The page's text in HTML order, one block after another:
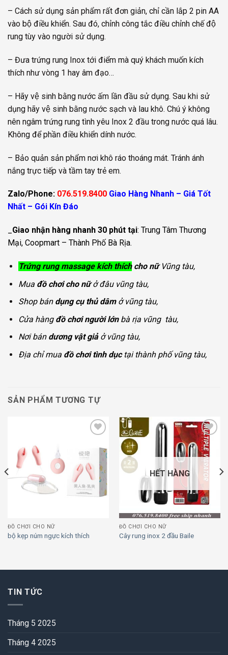
– Cách sử dụng sản phẩm rất đơn giản, chỉ cần lắp 2 pin AA
vào bộ điều khiển. Sau đó, chỉnh công tắc điều chỉnh chế độ
rung tùy vào người sử dụng.
– Đưa trứng rung Inox tới điểm mà quý khách muốn kích
thích như vòng 1 hay âm đạo…
– Hãy vệ sinh bằng nước ấm lần đầu sử dụng. Sau khi sử
dụng hãy vệ sinh bằng nước sạch và lau khô. Chú ý không
nên ngâm trứng rung tình yêu Inox 2 đầu trong nước quá lâu.
Không để phần điều khiển dính nước.
– Bảo quản sản phẩm nơi khô ráo thoáng mát. Tránh ánh
nắng trực tiếp và tầm tay trẻ em.
Zalo/Phone: 076.519.8400 Giao Hàng Nhanh – Giá Tốt
Nhất – Gói Kín Đáo
Giao nhận hàng nhanh 30 phút tại: Trung Tâm Thương
Mại, Coopmart – Thành Phố Bà Rịa.
Trứng rung massage kích thíchcho nữVũng tàu,
Mua đồ chơi cho nữở đâu vũng tàu,
Shop bán dụng cụ thủ dâmở vũng tàu,
Cửa hàng đồ chơi người lớnbà rịa vũng tàu,
Nơi bán dương vật giảở vũng tàu,
Địa chỉ mua đồ chơi tình dụctại thành phố vũng tàu,
SẢN PHẨM TƯƠNG TỰ
Add to
wishlist
ĐỒ CHƠI CHO NỮ
bộ kẹp núm ngực kích thích
Add to
wishlist
HẾT HÀNG
ĐỒ CHƠI CHO NỮ
Cây rung inox 2 đầu Baile
TIN TỨC
Tháng 5 2025
Tháng 4 2025